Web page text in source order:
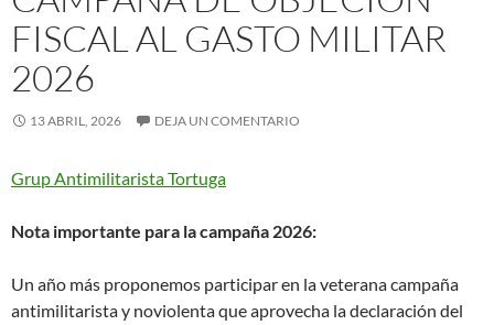
FISCAL AL GASTO MILITAR
2026
13 ABRIL, 2026 DEJA UN COMENTARIO
Grup Antimilitarista Tortuga
Nota importante para la campaña 2026:
Un año más proponemos participar en la veterana campaña
antimilitarista y noviolenta que aprovecha la declaración del